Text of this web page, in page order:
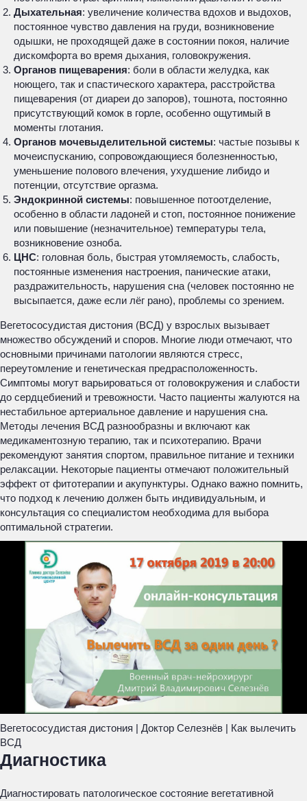
Дыхательная: увеличение количества вдохов и выдохов,
постоянное чувство давления на груди, возникновение
одышки, не проходящей даже в состоянии покоя, наличие
дискомфорта во время дыхания, головокружения.
Органов пищеварения: боли в области желудка, как
ноющего, так и спастического характера, расстройства
пищеварения (от диареи до запоров), тошнота, постоянно
присутствующий комок в горле, особенно ощутимый в
моменты глотания.
Органов мочевыделительной системы: частые позывы к
мочеиспусканию, сопровождающиеся болезненностью,
уменьшение полового влечения, ухудшение либидо и
потенции, отсутствие оргазма.
Эндокринной системы: повышенное потоотделение,
особенно в области ладоней и стоп, постоянное понижение
или повышение (незначительное) температуры тела,
возникновение озноба.
ЦНС: головная боль, быстрая утомляемость, слабость,
постоянные изменения настроения, панические атаки,
раздражительность, нарушения сна (человек постоянно не
высыпается, даже если лёг рано), проблемы со зрением.
Вегетососудистая дистония (ВСД) у взрослых вызывает
множество обсуждений и споров. Многие люди отмечают, что
основными причинами патологии являются стресс,
переутомление и генетическая предрасположенность.
Симптомы могут варьироваться от головокружения и слабости
до сердцебиений и тревожности. Часто пациенты жалуются на
нестабильное артериальное давление и нарушения сна.
Методы лечения ВСД разнообразны и включают как
медикаментозную терапию, так и психотерапию. Врачи
рекомендуют занятия спортом, правильное питание и техники
релаксации. Некоторые пациенты отмечают положительный
эффект от фитотерапии и акупунктуры. Однако важно помнить,
что подход к лечению должен быть индивидуальным, и
консультация со специалистом необходима для выбора
оптимальной стратегии.
Вегетососудистая дистония | Доктор Селезнёв | Как вылечить
ВСД
Диагностика
Диагностировать патологическое состояние вегетативной